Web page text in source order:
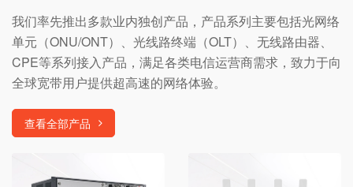
我们率先推出多款业内独创产品，产品系列主要包括光网络
单元（ONU/ONT）、光线路终端（OLT）、无线路由器、
CPE等系列接入产品，满足各类电信运营商需求，致力于向
全球宽带用户提供超高速的网络体验。
查看全部产品